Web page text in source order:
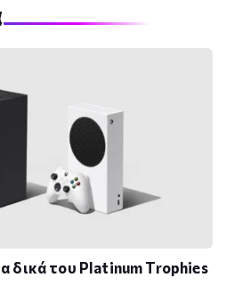
δικά του Platinum Trophies